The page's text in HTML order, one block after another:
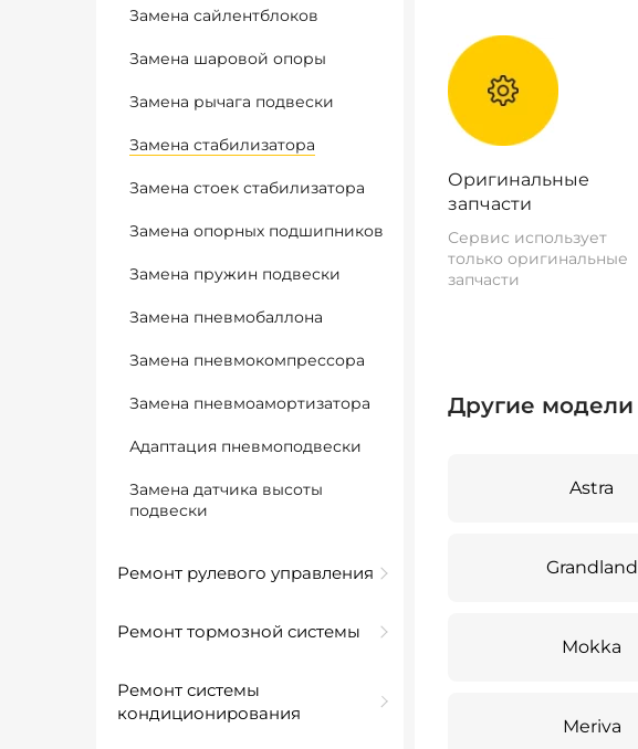
Замена сайлентблоков
Замена шаровой опоры
Замена рычага подвески
Замена стабилизатора
Замена стоек стабилизатора
Замена опорных подшипников
Замена пружин подвески
Замена пневмобаллона
Замена пневмокомпрессора
Замена пневмоамортизатора
Адаптация пневмоподвески
Замена датчика высоты
подвески
Ремонт рулевого управления
Ремонт тормозной системы
Ремонт системы
кондиционирования
Оригинальные
запчасти
Сервис использует
только оригинальные
запчасти
Другие модели
Astra
Grandland
Mokka
Meriva